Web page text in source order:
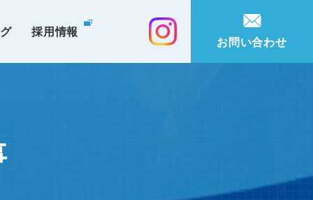
採用情報
お問い合わせ